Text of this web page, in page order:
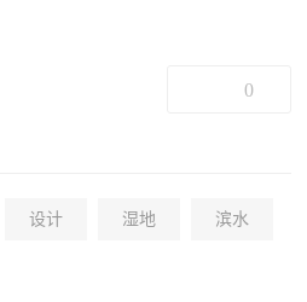
0
设计 湿地 滨水